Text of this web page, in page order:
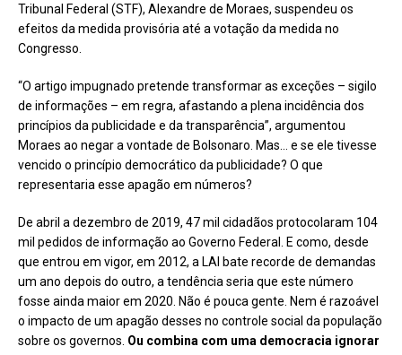
Tribunal Federal (STF), Alexandre de Moraes, suspendeu os
efeitos da medida provisória até a votação da medida no
Congresso.
“O artigo impugnado pretende transformar as exceções – sigilo
de informações – em regra, afastando a plena incidência dos
princípios da publicidade e da transparência”, argumentou
Moraes ao negar a vontade de Bolsonaro. Mas… e se ele tivesse
vencido o princípio democrático da publicidade? O que
representaria esse apagão em números?
De abril a dezembro de 2019, 47 mil cidadãos protocolaram 104
mil pedidos de informação ao Governo Federal. E como, desde
que entrou em vigor, em 2012, a LAI bate recorde de demandas
um ano depois do outro, a tendência seria que este número
fosse ainda maior em 2020. Não é pouca gente. Nem é razoável
o impacto de um apagão desses no controle social da população
sobre os governos. Ou combina com uma democracia ignorar